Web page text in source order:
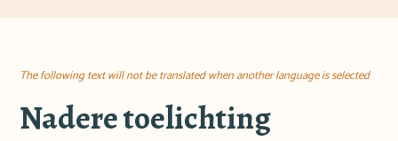
The following text will not be translated when another language is selected
Nadere toelichting